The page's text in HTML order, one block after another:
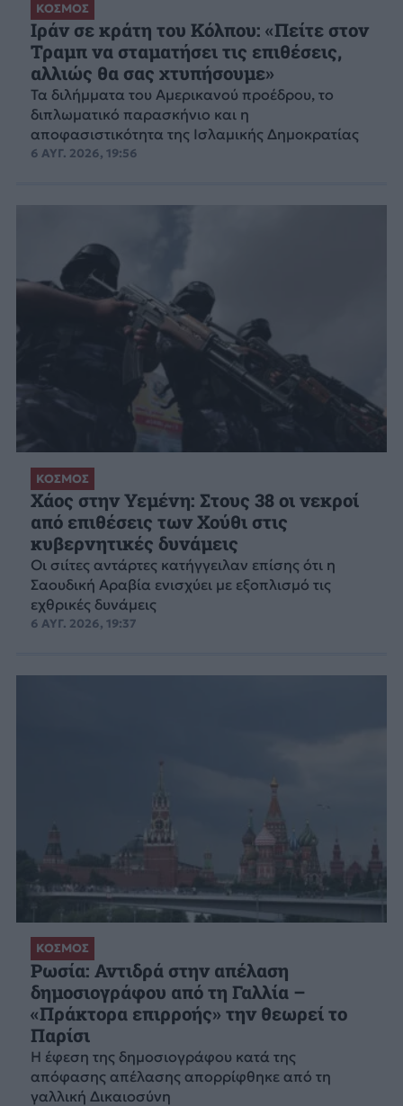
ΚΟΣΜΟΣ
Ιράν σε κράτη του Κόλπου: «Πείτε στον
Τραμπ να σταματήσει τις επιθέσεις,
αλλιώς θα σας χτυπήσουμε»
Τα διλήμματα του Αμερικανού προέδρου, το
διπλωματικό παρασκήνιο και η
αποφασιστικότητα της Ισλαμικής Δημοκρατίας
6 ΑΥΓ. 2026, 19:56
ΚΟΣΜΟΣ
Χάος στην Υεμένη: Στους 38 οι νεκροί
από επιθέσεις των Χούθι στις
κυβερνητικές δυνάμεις
Οι σιίτες αντάρτες κατήγγειλαν επίσης ότι η
Σαουδική Αραβία ενισχύει με εξοπλισμό τις
εχθρικές δυνάμεις
6 ΑΥΓ. 2026, 19:37
ΚΟΣΜΟΣ
Ρωσία: Αντιδρά στην απέλαση
δημοσιογράφου από τη Γαλλία –
«Πράκτορα επιρροής» την θεωρεί το
Παρίσι
Η έφεση της δημοσιογράφου κατά της
απόφασης απέλασης απορρίφθηκε από τη
γαλλική Δικαιοσύνη